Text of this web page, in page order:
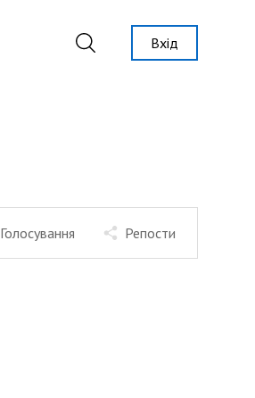
Вхід
Голосування Репости